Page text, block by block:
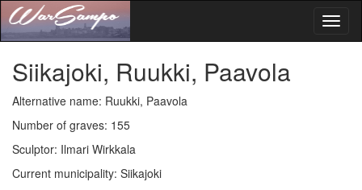
Siikajoki, Ruukki, Paavola
Alternative name: Ruukki, Paavola
Number of graves: 155
Sculptor: Ilmari Wirkkala
Current municipality: Siikajoki